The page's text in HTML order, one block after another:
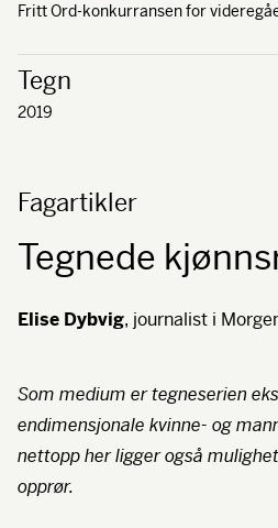
Fritt Ord-konkurransen for
Tegn
2019
Fagartikler
Tegnede
Elise Dybvig, journalist i
Som medium er tegneserien
endimensjonale kvinne- og
nettopp her ligger også
opprør.